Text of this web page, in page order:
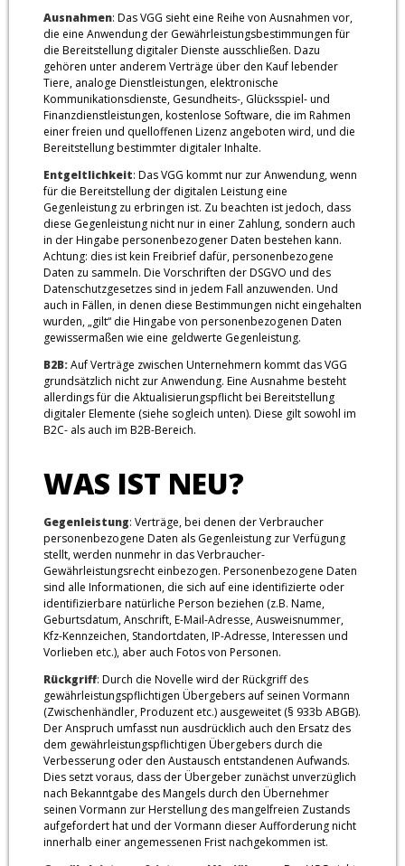
Ausnahmen: Das VGG sieht eine Reihe von Ausnahmen vor,
die eine Anwendung der Gewährleistungsbestimmungen für
die Bereitstellung digitaler Dienste ausschließen. Dazu
gehören unter anderem Verträge über den Kauf lebender
Tiere, analoge Dienstleistungen, elektronische
Kommunikationsdienste, Gesundheits-, Glücksspiel- und
Finanzdienstleistungen, kostenlose Software, die im Rahmen
einer freien und quelloffenen Lizenz angeboten wird, und die
Bereitstellung bestimmter digitaler Inhalte.
Entgeltlichkeit: Das VGG kommt nur zur Anwendung, wenn
für die Bereitstellung der digitalen Leistung eine
Gegenleistung zu erbringen ist. Zu beachten ist jedoch, dass
diese Gegenleistung nicht nur in einer Zahlung, sondern auch
in der Hingabe personenbezogener Daten bestehen kann.
Achtung: dies ist kein Freibrief dafür, personenbezogene
Daten zu sammeln. Die Vorschriften der DSGVO und des
Datenschutzgesetzes sind in jedem Fall anzuwenden. Und
auch in Fällen, in denen diese Bestimmungen nicht eingehalten
wurden, „gilt“ die Hingabe von personenbezogenen Daten
gewissermaßen wie eine geldwerte Gegenleistung.
B2B:Auf Verträge zwischen Unternehmern kommt das VGG
grundsätzlich nicht zur Anwendung. Eine Ausnahme besteht
allerdings für die Aktualisierungspflicht bei Bereitstellung
digitaler Elemente (siehe sogleich unten). Diese gilt sowohl im
B2C- als auch im B2B-Bereich.
WAS IST NEU?
Gegenleistung: Verträge, bei denen der Verbraucher
personenbezogene Daten als Gegenleistung zur Verfügung
stellt, werden nunmehr in das Verbraucher-
Gewährleistungsrecht einbezogen. Personenbezogene Daten
sind alle Informationen, die sich auf eine identifizierte oder
identifizierbare natürliche Person beziehen (z.B. Name,
Geburtsdatum, Anschrift, E-Mail-Adresse, Ausweisnummer,
Kfz-Kennzeichen, Standortdaten, IP-Adresse, Interessen und
Vorlieben etc.), aber auch Fotos von Personen.
Rückgriff: Durch die Novelle wird der Rückgriff des
gewährleistungspflichtigen Übergebers auf seinen Vormann
(Zwischenhändler, Produzent etc.) ausgeweitet (§ 933b ABGB).
Der Anspruch umfasst nun ausdrücklich auch den Ersatz des
dem gewährleistungspflichtigen Übergebers durch die
Verbesserung oder den Austausch entstandenen Aufwands.
Dies setzt voraus, dass der Übergeber zunächst unverzüglich
nach Bekanntgabe des Mangels durch den Übernehmer
seinen Vormann zur Herstellung des mangelfreien Zustands
aufgefordert hat und der Vormann dieser Aufforderung nicht
innerhalb einer angemessenen Frist nachgekommen ist.